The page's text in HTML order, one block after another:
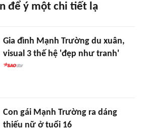
để ý một chi tiết lạ
Gia đình Mạnh Trường du xuân,
visual 3 thế hệ 'đẹp như tranh'
Con gái Mạnh Trường ra dáng
thiếu nữ ở tuổi 16